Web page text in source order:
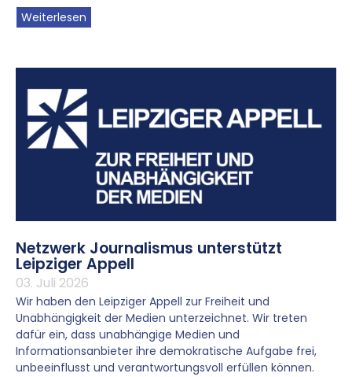
Weiterlesen
Netzwerk Journalismus unterstützt
Leipziger Appell
03. Juli 2026
Wir haben den Leipziger Appell zur Freiheit und
Unabhängigkeit der Medien unterzeichnet. Wir treten
dafür ein, dass unabhängige Medien und
Informationsanbieter ihre demokratische Aufgabe frei,
unbeeinflusst und verantwortungsvoll erfüllen können.